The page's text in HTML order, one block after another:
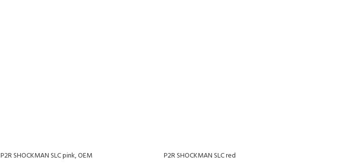
P2R SHOCKMAN SLC pink, OEM
P2R SHOCKMAN SLC red